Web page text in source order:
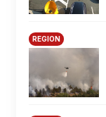
REGION